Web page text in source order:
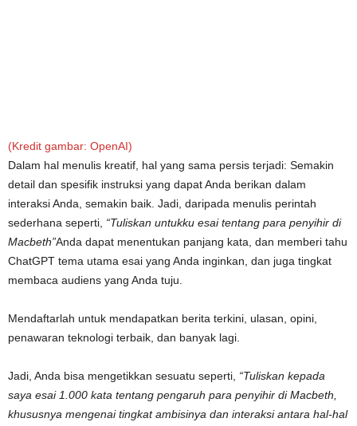
(Kredit gambar: OpenAI)
Dalam hal menulis kreatif, hal yang sama persis terjadi: Semakin
detail dan spesifik instruksi yang dapat Anda berikan dalam
interaksi Anda, semakin baik. Jadi, daripada menulis perintah
sederhana seperti, “Tuliskan untukku esai tentang para penyihir di
Macbeth”Anda dapat menentukan panjang kata, dan memberi tahu
ChatGPT tema utama esai yang Anda inginkan, dan juga tingkat
membaca audiens yang Anda tuju.
Mendaftarlah untuk mendapatkan berita terkini, ulasan, opini,
penawaran teknologi terbaik, dan banyak lagi.
Jadi, Anda bisa mengetikkan sesuatu seperti, “Tuliskan kepada
saya esai 1.000 kata tentang pengaruh para penyihir di Macbeth,
khususnya mengenai tingkat ambisinya dan interaksi antara hal-hal